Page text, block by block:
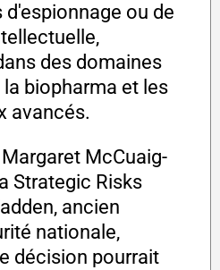
ou de
des domaines
biopharma et les
avancés.
McCuaig-
Strategic Risks
ancien
nationale,
décision pourrait